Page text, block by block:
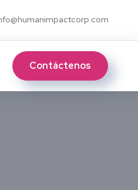
Contáctenos